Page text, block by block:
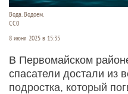
Вода. Водоем.
СС0
8 июня 2025 в 15:35
В Первомайском
спасатели достали из
подростка, который